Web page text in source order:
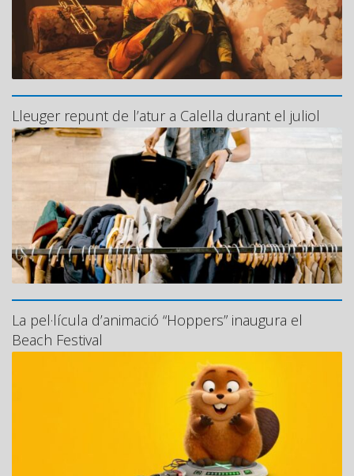
Lleuger repunt de l’atur a Calella durant el juliol
La pel·lícula d’animació “Hoppers” inaugura el
Beach Festival